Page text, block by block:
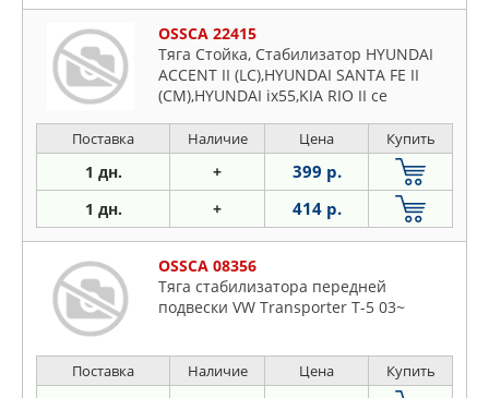
OSSCA 22415
Тяга Стойка, Стабилизатор HYUNDAI
ACCENT II (LC),HYUNDAI SANTA FE II
(CM),HYUNDAI ix55,KIA RIO II се
Поставка Наличие Цена Купить
1 дн. + 399 р.
1 дн. + 414 р.
OSSCA 08356
Тяга стабилизатора передней
подвески VW Transporter T-5 03~
Поставка Наличие Цена Купить